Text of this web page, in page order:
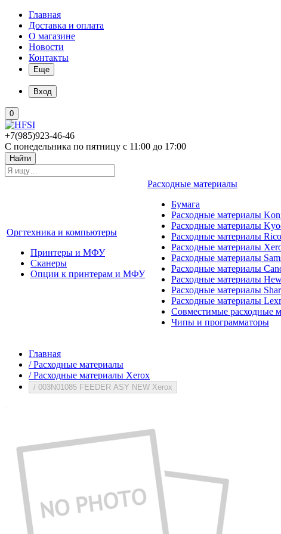
Главная
Доставка и оплата
О магазине
Новости
Контакты
Еще
Вход
0
+7(985)923-46-46
С понедельника по пятницу с 11:00 до 17:00
Найти
Оргтехника и компьютеры
Принтеры и МФУ
Сканеры
Опции к принтерам и МФУ
Расходные материалы
Бумага
Расходные материалы
Расходные материалы
Расходные материалы
Расходные материалы
Расходные материалы
Расходные материалы
Расходные материалы
Расходные материалы
Расходные материалы
Совместимые расходные
Чипы и программаторы
Главная
/ Расходные материалы
/ Расходные материалы Xerox
/ 003N01085 FEEDER ASY NEW Xerox